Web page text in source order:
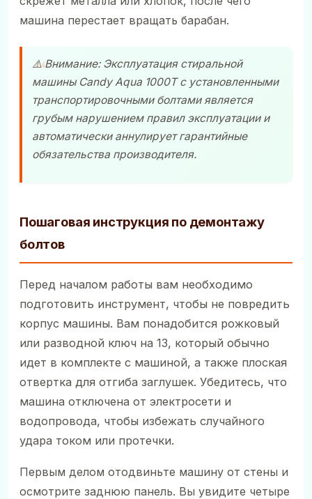
машина перестает вращать барабан.
⚠️ Внимание: Эксплуатация стиральной
машины Candy Aqua 1000Tс установленными
транспортировочными болтами является
грубым нарушением правил эксплуатации и
автоматически аннулирует гарантийные
обязательства производителя.
Пошаговая инструкция по демонтажу
болтов
Перед началом работы вам необходимо
подготовить инструмент, чтобы не повредить
корпус машины. Вам понадобится рожковый
или разводной ключ на 13, который обычно
идет в комплекте с машиной, а также плоская
отвертка для отгиба заглушек. Убедитесь, что
машина отключена от электросети и
водопровода, чтобы избежать случайного
удара током или протечки.
Первым делом отодвиньте машину от стены и
осмотрите заднюю панель. Вы увидите четыре